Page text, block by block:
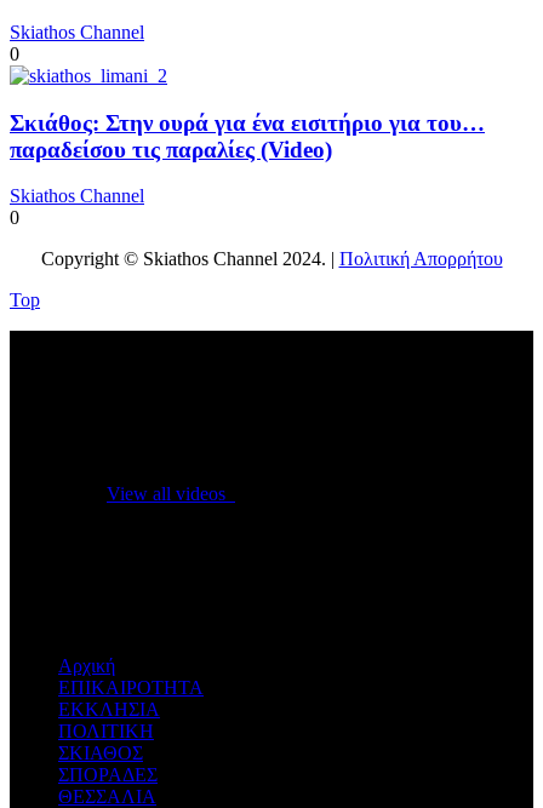
Skiathos Channel
0
Σκιάθος: Στην ουρά για ένα εισιτήριο για του…
παραδείσου τις παραλίες (Video)
Skiathos Channel
0
Copyright © Skiathos Channel 2024. | Πολιτική Απορρήτου
Top
View all videos
Αρχική
ΕΠΙΚΑΙΡΟΤΗΤΑ
ΕΚΚΛΗΣΙΑ
ΠΟΛΙΤΙΚΗ
ΣΚΙΑΘΟΣ
ΣΠΟΡΑΔΕΣ
ΘΕΣΣΑΛΙΑ